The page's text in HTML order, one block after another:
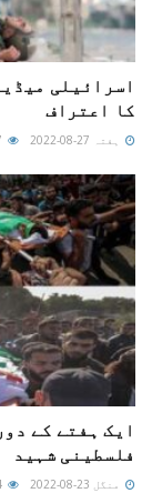
اسرائیلی
کا اعتراف
ہفتہ 27-08-2022
فلسطینی شہید
منگل 23-08-2022